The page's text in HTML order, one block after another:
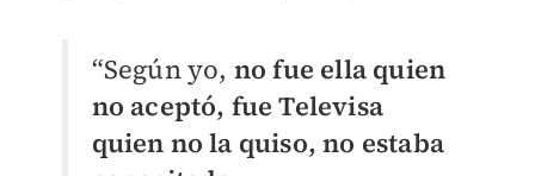
“Según yo, no fue ella quien
no aceptó, fue Televisa
quien no la quiso, no estaba